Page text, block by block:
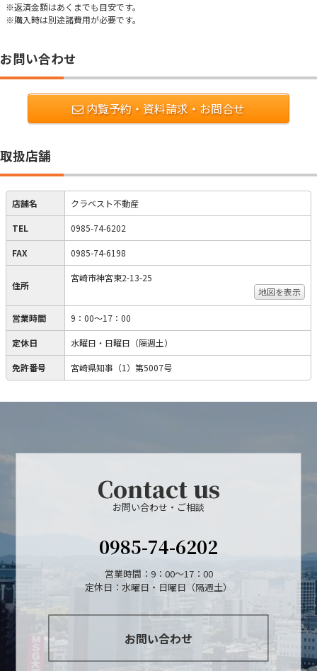
※返済金額はあくまでも目安です。
※購入時は別途諸費用が必要です。
お問い合わせ
内覧予約・資料請求・お問合せ
取扱店舗
店舗名 クラベスト不動産
TEL 0985-74-6202
FAX 0985-74-6198
住所
宮崎市神宮東2-13-25
地図を表示
営業時間 9：00～17：00
定休日 水曜日・日曜日（隔週土）
免許番号 宮崎県知事（1）第5007号
Contact us
お問い合わせ・ご相談
0985-74-6202
営業時間：9：00～17：00
定休日：水曜日・日曜日（隔週土）
お問い合わせ